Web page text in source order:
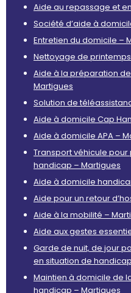
Aide au repassage et
Société d’aide à
Entretien du domicile –
Nettoyage de
Aide à la préparation
Martigues
Solution de
Aide à domicile Cap
Aide à domicile APA –
Transport véhicule
handicap – Martigues
Aide à domicile
Aide pour un retour
Aide à la mobilité –
Aide aux gestes
Garde de nuit, de jour
en situation de
Maintien à domicile de
handicap – Martigues